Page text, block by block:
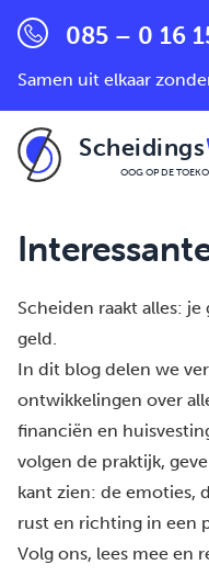
085 – 0 16
Samen uit elkaar
Scheidings
OOG OP DE
Scheiden raakt alles:
geld.
In dit blog delen we
ontwikkelingen over
financiën en
volgen de praktijk,
kant zien: de emoties,
rust en richting in een
Volg ons, lees mee en